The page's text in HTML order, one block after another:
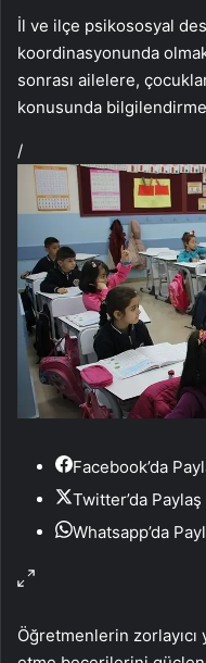
İl ve ilçe psikososyal
koordinasyonunda
sonrası ailelere,
konusunda bilgilendirme
/
Facebook’da
Twitter’da Paylaş
Whatsapp’da
Öğretmenlerin zorlayıcı